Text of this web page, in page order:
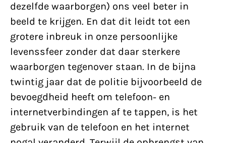
dezelfde waarborgen) ons veel beter in
beeld te krijgen. En dat dit leidt tot een
grotere inbreuk in onze persoonlijke
levenssfeer zonder dat daar sterkere
waarborgen tegenover staan. In de bijna
twintig jaar dat de politie bijvoorbeeld de
bevoegdheid heeft om telefoon- en
internetverbindingen af te tappen, is het
gebruik van de telefoon en het internet